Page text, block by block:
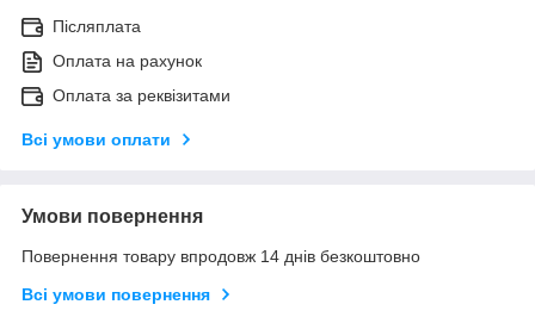
Післяплата
Оплата на рахунок
Оплата за реквізитами
Всі умови оплати
Умови повернення
Повернення товару впродовж 14 днів безкоштовно
Всі умови повернення